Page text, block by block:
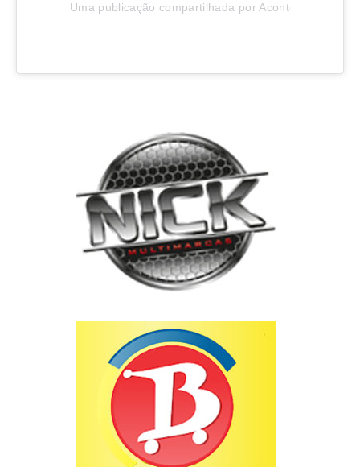
Uma publicação compartilhada por Aconteceu em